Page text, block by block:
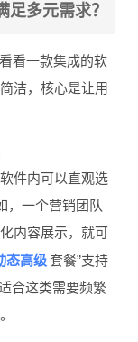
足多元需求？
看一款集成的软
洁，核心是让用
件内可以直观选
，一个营销团队
内容展示，就可
态高级 套餐”支持
合这类需要频繁